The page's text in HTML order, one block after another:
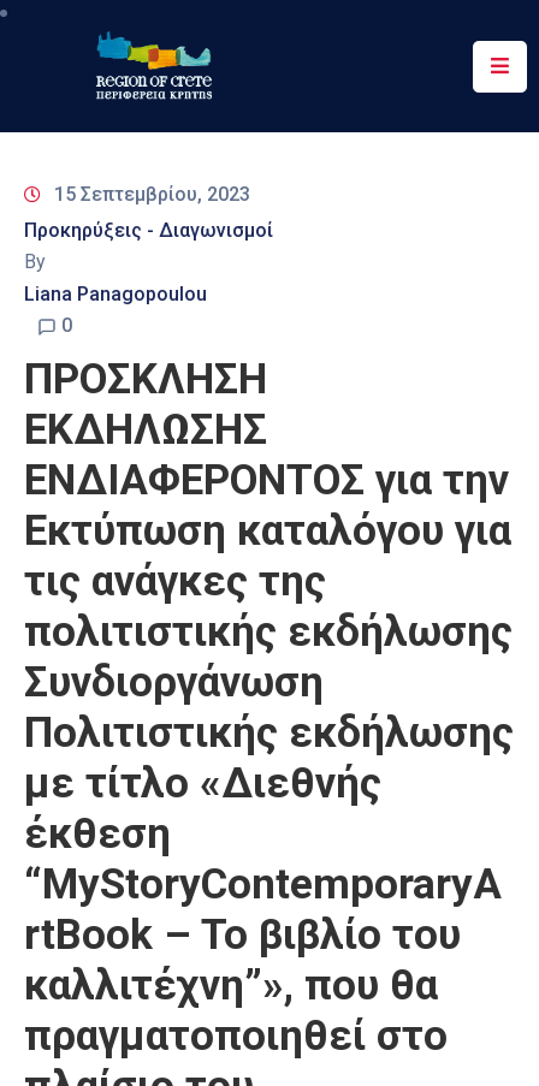
Περιφέρεια
&
Δράσεις
Ψηφιακές
Επικοινωνία
15 Σεπτεμβρίου, 2023
Προκηρύξεις - Διαγωνισμοί
By
Liana Panagopoulou
0
ΠΡΟΣΚΛΗΣΗ
ΕΚΔΗΛΩΣΗΣ
ΕΝΔΙΑΦΕΡΟΝΤΟΣ για την
Εκτύπωση καταλόγου για
τις ανάγκες της
πολιτιστικής εκδήλωσης
Συνδιοργάνωση
Πολιτιστικής εκδήλωσης
με τίτλο «Διεθνής
έκθεση
“MyStoryContemporaryA
rtBook – To βιβλίο του
καλλιτέχνη”», που θα
πραγματοποιηθεί στο